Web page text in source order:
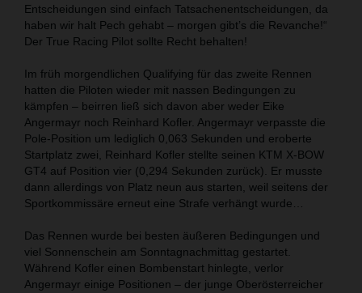
Entscheidungen sind einfach Tatsachenentscheidungen, da
haben wir halt Pech gehabt – morgen gibt’s die Revanche!“
Der True Racing Pilot sollte Recht behalten!
Im früh morgendlichen Qualifying für das zweite Rennen
hatten die Piloten wieder mit nassen Bedingungen zu
kämpfen – beirren ließ sich davon aber weder Eike
Angermayr noch Reinhard Kofler. Angermayr verpasste die
Pole-Position um lediglich 0,063 Sekunden und eroberte
Startplatz zwei, Reinhard Kofler stellte seinen KTM X-BOW
GT4 auf Position vier (0,294 Sekunden zurück). Er musste
dann allerdings von Platz neun aus starten, weil seitens der
Sportkommissäre erneut eine Strafe verhängt wurde…
Das Rennen wurde bei besten äußeren Bedingungen und
viel Sonnenschein am Sonntagnachmittag gestartet.
Während Kofler einen Bombenstart hinlegte, verlor
Angermayr einige Positionen – der junge Oberösterreicher